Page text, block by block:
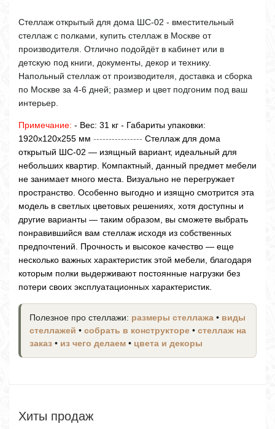
Стеллаж открытый для дома ШС-02 - вместительный
стеллаж с полками, купить стеллаж в Москве от
производителя. Отлично подойдёт в кабинет или в
детскую под книги, документы, декор и технику.
Напольный стеллаж от производителя, доставка и сборка
по Москве за 4-6 дней; размер и цвет подгоним под ваш
интерьер.
Примечание: - Вес: 31 кг - Габариты упаковки:
1920х120х255 мм ---------------- Стеллаж для дома
открытый ШС-02 — изящный вариант, идеальный для
небольших квартир. Компактный, данный предмет мебели
не занимает много места. Визуально не перегружает
пространство. Особенно выгодно и изящно смотрится эта
модель в светлых цветовых решениях, хотя доступны и
другие варианты — таким образом, вы сможете выбрать
понравившийся вам стеллаж исходя из собственных
предпочтений. Прочность и высокое качество — еще
несколько важных характеристик этой мебели, благодаря
которым полки выдерживают постоянные нагрузки без
потери своих эксплуатационных характеристик.
Полезное про стеллажи: размеры стеллажа • виды
стеллажей • собрать в конструкторе • стеллаж на
заказ • из чего делаем • цвета и декоры
Хиты продаж